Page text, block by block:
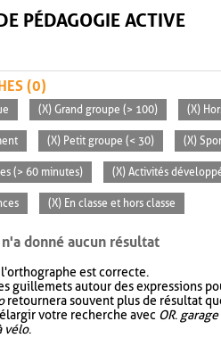
PÉDAGOGIE ACTIVE
(0)
(X) Grand groupe (> 100) (X)
(X) Petit groupe (< 30) (X)
(> 60 minutes) (X) Activités
(X) En classe et hors classe
donné aucun résultat
est correcte.
guillemets autour des expressions
retournera souvent plus de résultat
votre recherche avec OR. garage
vélo.